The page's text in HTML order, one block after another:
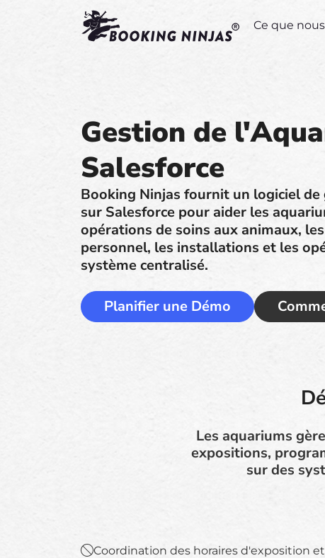
Ce que
Gestion de
Salesforce
Booking Ninjas fournit un logiciel
sur Salesforce pour aider les
opérations de soins aux animaux,
personnel, les installations et les
système centralisé.
Planifier une Démo
Les aquariums
expositions,
sur des
Coordination des horaires d'exposition